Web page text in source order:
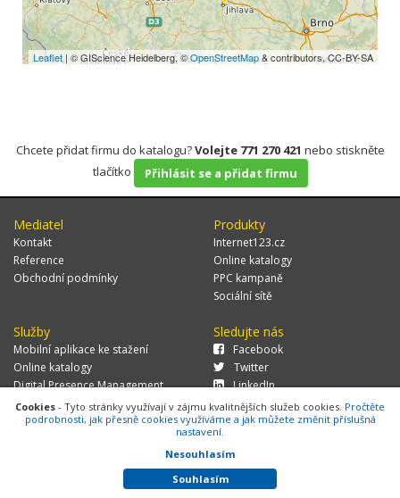
Leaflet | © GIScience Heidelberg, ©OpenStreetMap& contributors, CC-BY-SA
Chcete přidat firmu do katalogu?Volejte 771 270 421 nebo stiskněte
tlačítko
Přihlásit se a přidat firmu
Mediatel
Kontakt
Reference
Obchodní podmínky
Produkty
Internet123.cz
Online katalogy
PPC kampaně
Sociální sítě
Služby
Mobilní aplikace ke stažení
Online katalogy
Digital Presence Management
Více zákazníků
Sledujte nás
Facebook
Twitter
LinkedIn
© 2026 MEDIATEL CZ, s.r.o.,Za Potokem 46/4, 106 00 Praha 10, tel.:
+420 771 270 421, verze 1.29.0.143,
Cookies
Cookies - Tyto stránky využívají v zájmu kvalitnějších služeb cookies. Pročtěte
podrobnosti, jak přesně cookies využíváme a jak můžete změnit příslušná
nastavení.
Nesouhlasím
Souhlasím